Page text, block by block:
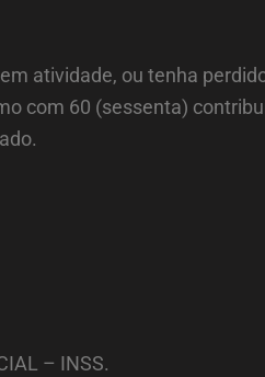
atividade, ou tenha
com 60 (sessenta)
– INSS.